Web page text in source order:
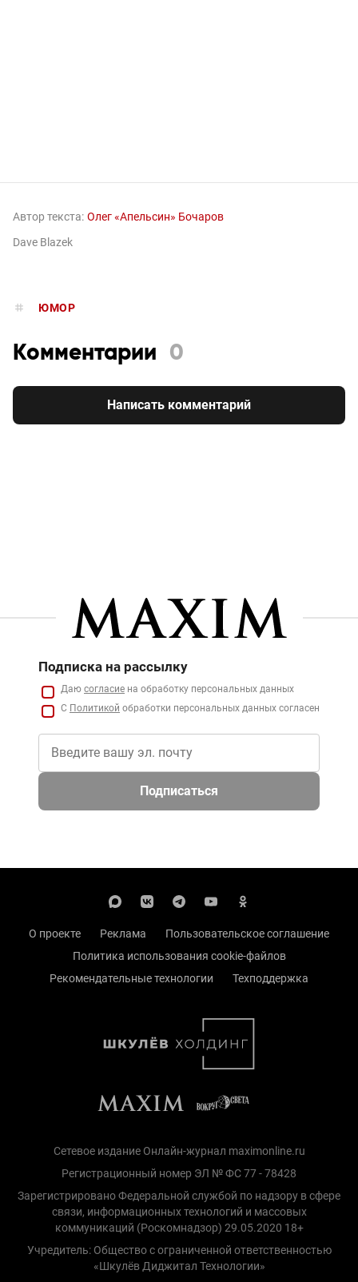
Автор текста: Олег «Апельсин» Бочаров
Dave Blazek
ЮМОР
Комментарии 0
Написать комментарий
Подписка на рассылку
Даю согласие на обработку персональных данных
С Политикой обработки персональных данных согласен
Подписаться
О проекте Реклама
Пользовательское соглашение
Политика использования cookie-файлов
Рекомендательные технологии
Техподдержка
Сетевое издание Онлайн-журнал maximonline.ru
Регистрационный номер ЭЛ № ФС 77 - 78428
Зарегистрировано Федеральной службой по надзору в сфере
связи, информационных технологий и массовых
коммуникаций (Роскомнадзор) 29.05.2020 18+
Учредитель: Общество с ограниченной ответственностью
«Шкулёв Диджитал Технологии»